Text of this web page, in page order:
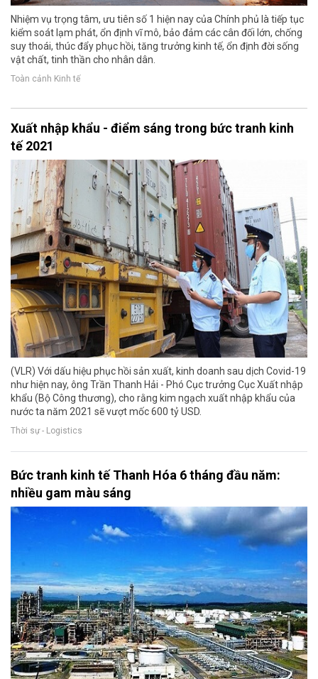
Nhiệm vụ trọng tâm, ưu tiên số 1 hiện nay của Chính phủ là tiếp tục
kiểm soát lạm phát, ổn định vĩ mô, bảo đảm các cân đối lớn, chống
suy thoái, thúc đẩy phục hồi, tăng trưởng kinh tế, ổn định đời sống
vật chất, tinh thần cho nhân dân.
Toàn cảnh Kinh tế
Xuất nhập khẩu - điểm sáng trong bức tranh kinh
tế 2021
(VLR) Với dấu hiệu phục hồi sản xuất, kinh doanh sau dịch Covid-19
như hiện nay, ông Trần Thanh Hải - Phó Cục trưởng Cục Xuất nhập
khẩu (Bộ Công thương), cho rằng kim ngạch xuất nhập khẩu của
nước ta năm 2021 sẽ vượt mốc 600 tỷ USD.
Thời sự - Logistics
Bức tranh kinh tế Thanh Hóa 6 tháng đầu năm:
nhiều gam màu sáng